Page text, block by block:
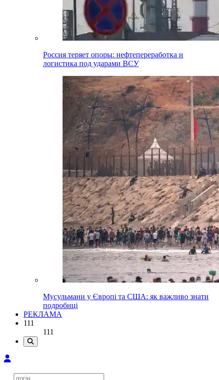
Россия теряет опоры: нефтепереработка и
логистика под ударами ВСУ
Мусульмани у Європі та США: як важливо знати
подробиці
РЕКЛАМА
111
111